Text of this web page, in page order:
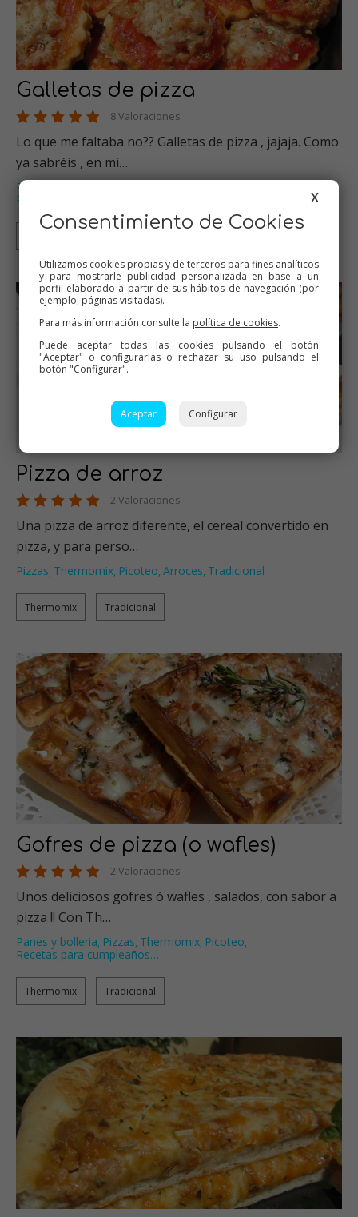
Galletas de pizza
8 Valoraciones
Lo que me faltaba no?? Galletas de pizza , jajaja. Como
ya sabréis , en mi…
Pizzas
Recetas para cumpleaños
Pizza de arroz
2 Valoraciones
Una pizza de arroz diferente, el cereal convertido en
pizza, y para perso…
Pizzas, Thermomix, Picoteo, Arroces, Tradicional
Thermomix Tradicional
Gofres de pizza (o wafles)
2 Valoraciones
Unos deliciosos gofres ó wafles , salados, con sabor a
pizza !! Con Th…
Panes y bolleria, Pizzas, Thermomix, Picoteo,
Recetas para cumpleaños…
Thermomix Tradicional
X
Consentimiento de Cookies
Utilizamos cookies propias y de terceros para fines analíticos
y para mostrarle publicidad personalizada en base a un
perfil elaborado a partir de sus hábitos de navegación (por
ejemplo, páginas visitadas).
Para más información consulte la política de cookies.
Puede aceptar todas las cookies pulsando el botón
"Aceptar" o configurarlas o rechazar su uso pulsando el
botón "Configurar".
Aceptar Configurar